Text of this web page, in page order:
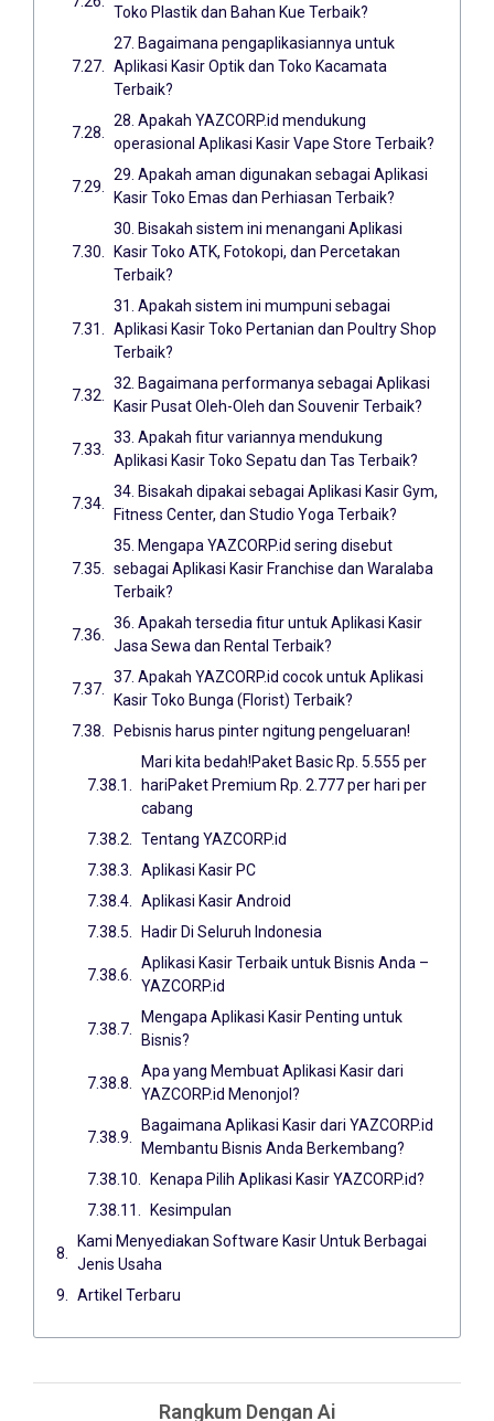
Toko Plastik dan Bahan Kue Terbaik?
27. Bagaimana pengaplikasiannya untuk
Aplikasi Kasir Optik dan Toko Kacamata
Terbaik?
28. Apakah YAZCORP.id mendukung
operasional Aplikasi Kasir Vape Store Terbaik?
29. Apakah aman digunakan sebagai Aplikasi
Kasir Toko Emas dan Perhiasan Terbaik?
30. Bisakah sistem ini menangani Aplikasi
Kasir Toko ATK, Fotokopi, dan Percetakan
Terbaik?
31. Apakah sistem ini mumpuni sebagai
Aplikasi Kasir Toko Pertanian dan Poultry Shop
Terbaik?
32. Bagaimana performanya sebagai Aplikasi
Kasir Pusat Oleh-Oleh dan Souvenir Terbaik?
33. Apakah fitur variannya mendukung
Aplikasi Kasir Toko Sepatu dan Tas Terbaik?
34. Bisakah dipakai sebagai Aplikasi Kasir Gym,
Fitness Center, dan Studio Yoga Terbaik?
35. Mengapa YAZCORP.id sering disebut
sebagai Aplikasi Kasir Franchise dan Waralaba
Terbaik?
36. Apakah tersedia fitur untuk Aplikasi Kasir
Jasa Sewa dan Rental Terbaik?
37. Apakah YAZCORP.id cocok untuk Aplikasi
Kasir Toko Bunga (Florist) Terbaik?
Pebisnis harus pinter ngitung pengeluaran!
Mari kita bedah!Paket Basic Rp. 5.555 per
hariPaket Premium Rp. 2.777 per hari per
cabang
Tentang YAZCORP.id
Aplikasi Kasir PC
Aplikasi Kasir Android
Hadir Di Seluruh Indonesia
Aplikasi Kasir Terbaik untuk Bisnis Anda –
YAZCORP.id
Mengapa Aplikasi Kasir Penting untuk
Bisnis?
Apa yang Membuat Aplikasi Kasir dari
YAZCORP.id Menonjol?
Bagaimana Aplikasi Kasir dari YAZCORP.id
Membantu Bisnis Anda Berkembang?
Kenapa Pilih Aplikasi Kasir YAZCORP.id?
Kesimpulan
Kami Menyediakan Software Kasir Untuk Berbagai
Jenis Usaha
Artikel Terbaru
Rangkum Dengan Ai